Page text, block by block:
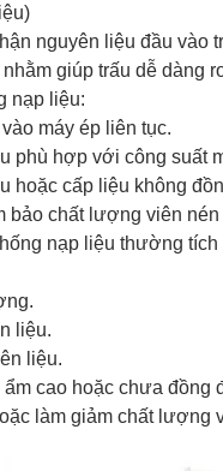
nguyên liệu đầu
giúp trấu dễ dàng
nạp liệu:
máy ép liên tục.
phù hợp với công suất
hoặc cấp liệu không
bảo chất lượng viên nén
nạp liệu thường tích
liệu.
liệu.
cao hoặc chưa đồng
làm giảm chất lượng